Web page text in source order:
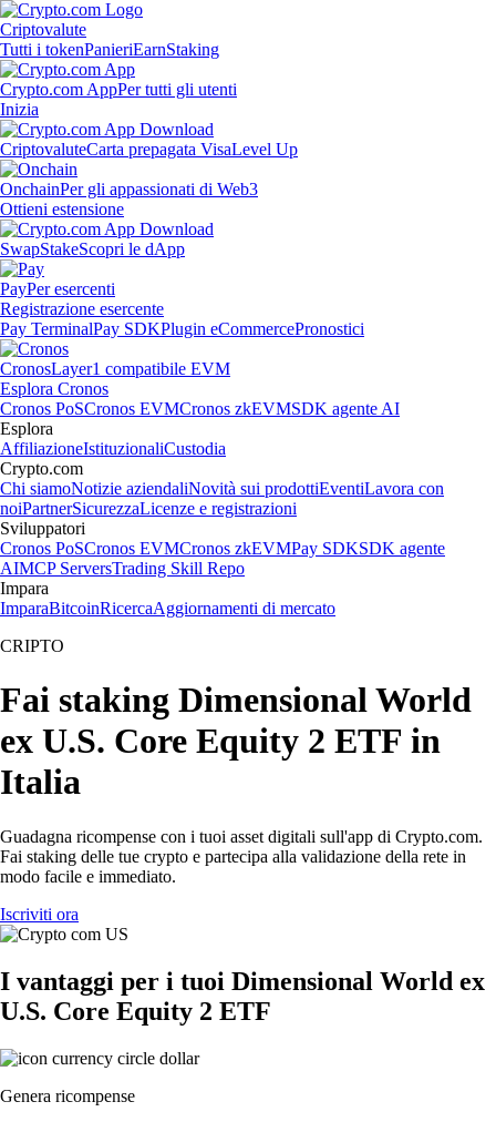
Criptovalute
Tutti i tokenPanieriEarnStaking
Crypto.com AppPer tutti gli utenti
Inizia
CriptovaluteCarta prepagata VisaLevel Up
OnchainPer gli appassionati di Web3
Ottieni estensione
SwapStakeScopri le dApp
PayPer esercenti
Registrazione esercente
Pay TerminalPay SDKPlugin eCommercePronostici
CronosLayer1 compatibile EVM
Esplora Cronos
Cronos PoSCronos EVMCronos zkEVMSDK agente AI
Esplora
AffiliazioneIstituzionaliCustodia
Crypto.com
Chi siamoNotizie aziendaliNovità sui prodottiEventiLavora con
noiPartnerSicurezzaLicenze e registrazioni
Sviluppatori
Cronos PoSCronos EVMCronos zkEVMPay SDKSDK agente
AIMCP ServersTrading Skill Repo
Impara
ImparaBitcoinRicercaAggiornamenti di mercato
CRIPTO
Fai staking Dimensional World
ex U.S. Core Equity 2 ETF in
Italia
Guadagna ricompense con i tuoi asset digitali sull'app di Crypto.com.
Fai staking delle tue crypto e partecipa alla validazione della rete in
modo facile e immediato.
Iscriviti ora
I vantaggi per i tuoi Dimensional World ex
U.S. Core Equity 2 ETF
Genera ricompense